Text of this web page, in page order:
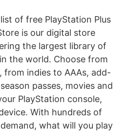
of free PlayStation Plus
is our digital store
the largest library of
the world. Choose from
from indies to AAAs, add-
passes, movies and
PlayStation console,
With hundreds of
what will you play